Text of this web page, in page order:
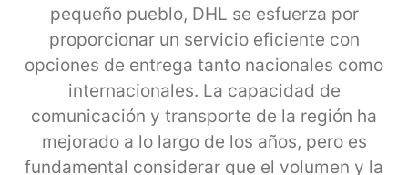
pequeño pueblo, DHL se esfuerza por
proporcionar un servicio eficiente con
opciones de entrega tanto nacionales como
internacionales. La capacidad de
comunicación y transporte de la región ha
mejorado a lo largo de los años, pero es
fundamental considerar que el volumen y la